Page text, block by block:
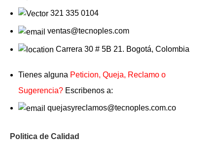
321 335 0104
ventas@tecnoples.com
Carrera 30 # 5B 21. Bogotá, Colombia
Tienes alguna Peticion, Queja, Reclamo o
Sugerencia? Escribenos a:
quejasyreclamos@tecnoples.com.co
Politica de Calidad